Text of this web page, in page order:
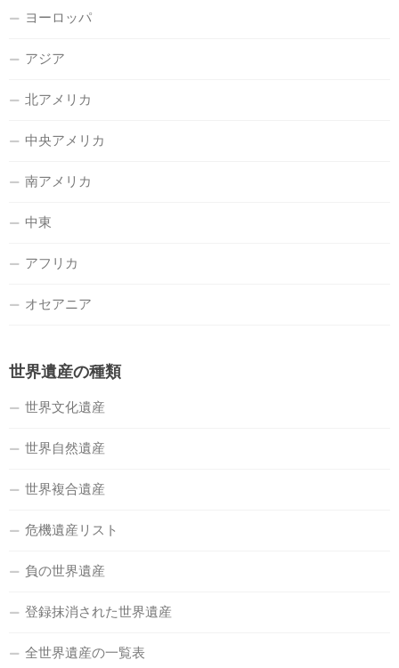
ヨーロッパ
アジア
北アメリカ
中央アメリカ
南アメリカ
中東
アフリカ
オセアニア
世界遺産の種類
世界文化遺産
世界自然遺産
世界複合遺産
危機遺産リスト
負の世界遺産
登録抹消された世界遺産
全世界遺産の一覧表